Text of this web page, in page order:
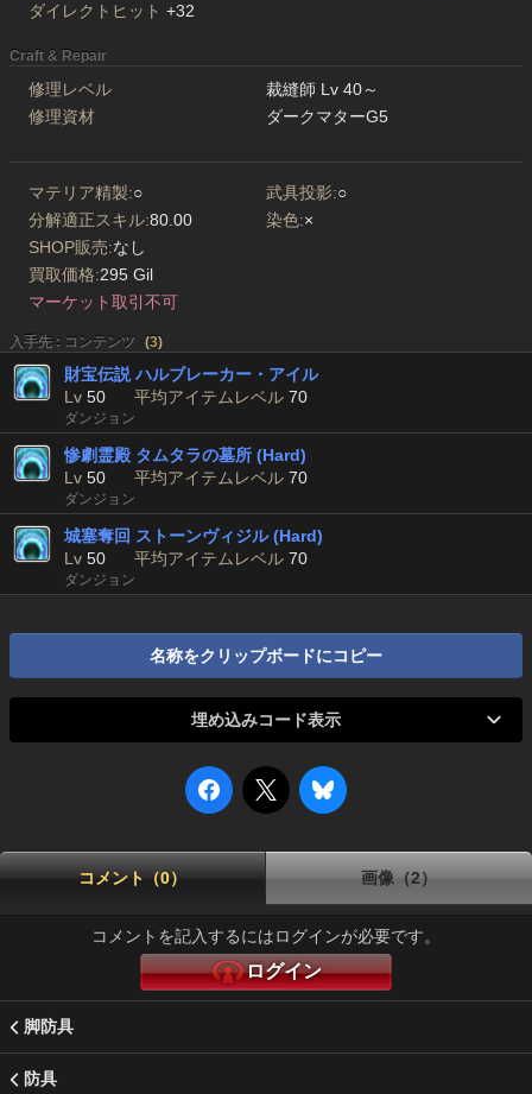
ダイレクトヒット +32
Craft & Repair
修理レベル
裁縫師 Lv 40～
修理資材
ダークマターG5
マテリア精製:○ 武具投影:○
分解適正スキル:80.00 染色:×
SHOP販売:なし
買取価格:295 Gil
マーケット取引不可
入手先 : コンテンツ (3)
財宝伝説 ハルブレーカー・アイル
Lv 50 平均アイテムレベル 70
ダンジョン
惨劇霊殿 タムタラの墓所 (Hard)
Lv 50 平均アイテムレベル 70
ダンジョン
城塞奪回 ストーンヴィジル (Hard)
Lv 50 平均アイテムレベル 70
ダンジョン
名称をクリップボードにコピー
埋め込みコード表示
コメント（0） 画像（2）
コメントを記入するにはログインが必要です。
ログイン
脚防具
防具